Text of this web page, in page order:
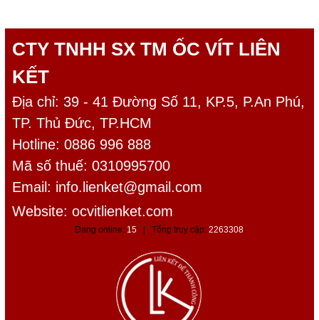
CTY TNHH SX TM ỐC VÍT LIÊN
KẾT
Địa chỉ: 39 - 41 Đường Số 11, KP.5, P.An Phú,
TP. Thủ Đức, TP.HCM
Hotline: 0886 996 888
Mã số thuế: 0310995700
Email: info.lienket@gmail.com
Website: ocvitlienket.com
Đang online: 15 | Tổng truy cập:2263308